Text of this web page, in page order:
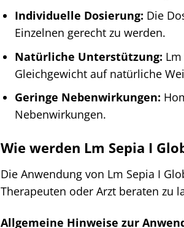
Individuelle Dosierung: Die
Einzelnen gerecht zu werden.
Natürliche Unterstützung:
Gleichgewicht auf natürliche
Geringe Nebenwirkungen:
Nebenwirkungen.
Wie werden Lm Sepia I
Die Anwendung von Lm Sepia I
Therapeuten oder Arzt beraten zu
Allgemeine Hinweise zur